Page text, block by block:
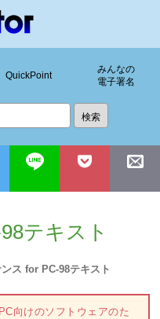
QuickPoint
みんなの
電子署名
テキスト
ス for PC-98テキスト
向けのソフトウェアのた